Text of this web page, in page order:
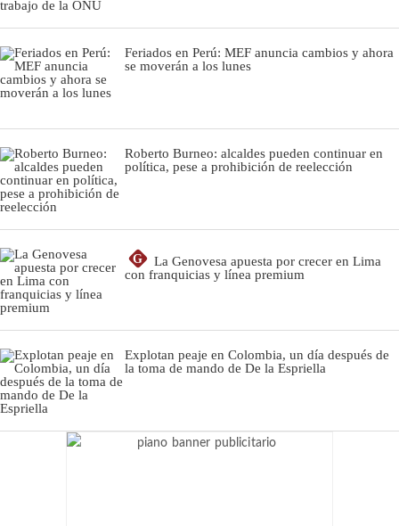
Feriados en Perú: MEF anuncia cambios y ahora
se moverán a los lunes
Roberto Burneo: alcaldes pueden continuar en
política, pese a prohibición de reelección
G
La Genovesa apuesta por crecer en Lima
con franquicias y línea premium
Explotan peaje en Colombia, un día después de
la toma de mando de De la Espriella